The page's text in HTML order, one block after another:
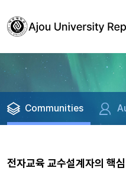
Communities
전자교육 교수설계자의 핵